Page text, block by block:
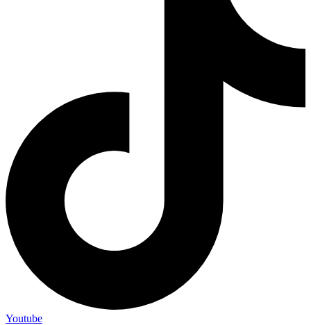
Youtube